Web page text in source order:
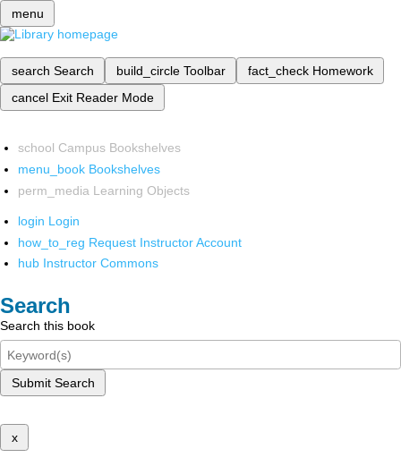
menu
search Search build_circle Toolbar fact_check Homework
cancel Exit Reader Mode
school Campus Bookshelves
menu_book Bookshelves
perm_media Learning Objects
login Login
how_to_reg Request Instructor Account
hub Instructor Commons
Search
Search this book
Submit Search
x